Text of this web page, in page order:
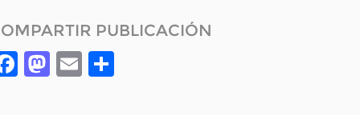
PUBLICACIÓN
Facebook
Mastodon
Email